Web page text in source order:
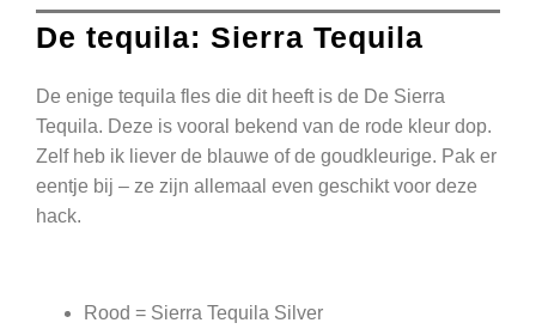
De tequila: Sierra Tequila
De enige tequila fles die dit heeft is de De Sierra
Tequila. Deze is vooral bekend van de rode kleur dop.
Zelf heb ik liever de blauwe of de goudkleurige. Pak er
eentje bij – ze zijn allemaal even geschikt voor deze
hack.
Rood = Sierra Tequila Silver